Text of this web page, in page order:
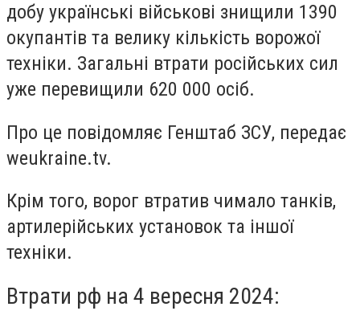
добу українські військові знищили 1390
окупантів та велику кількість ворожої
техніки. Загальні втрати російських сил
уже перевищили 620 000 осіб.
Про це повідомляє Генштаб ЗСУ, передає
weukraine.tv.
Крім того, ворог втратив чимало танків,
артилерійських установок та іншої
техніки.
Втрати рф на 4 вересня 2024: